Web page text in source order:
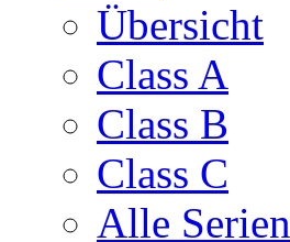
Übersicht
Class A
Class B
Class C
Alle Serien